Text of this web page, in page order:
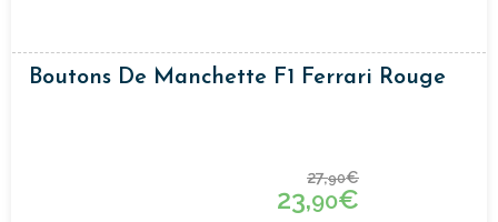
Boutons De Manchette F1 Ferrari Rouge
27,90€
23,90€